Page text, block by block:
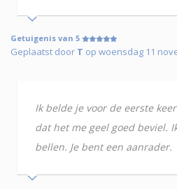
Getuigenis van 5
Geplaatst door T op woensdag 11
Ik belde je voor de eerste
dat het me geel goed beviel.
bellen. Je bent een aanrader.